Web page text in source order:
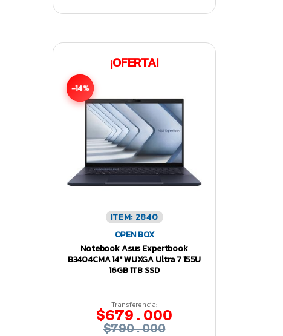
¡OFERTA!
-14%
ITEM: 2840
OPEN BOX
Notebook Asus Expertbook
B3404CMA 14″ WUXGA Ultra 7 155U
16GB 1TB SSD
Transferencia:
$679.000
$790.000